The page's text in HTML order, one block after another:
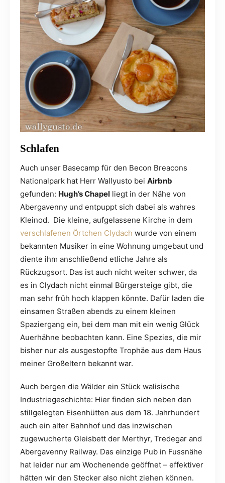
Schlafen
Auch unser Basecamp für den Becon Breacons
Nationalpark hat Herr Wallyusto bei Airbnb
gefunden: Hugh’s Chapel liegt in der Nähe von
Abergavenny und entpuppt sich dabei als wahres
Kleinod. Die kleine, aufgelassene Kirche in dem
verschlafenen Örtchen Clydach wurde von einem
bekannten Musiker in eine Wohnung umgebaut und
diente ihm anschließend etliche Jahre als
Rückzugsort. Das ist auch nicht weiter schwer, da
es in Clydach nicht einmal Bürgersteige gibt, die
man sehr früh hoch klappen könnte. Dafür laden die
einsamen Straßen abends zu einem kleinen
Spaziergang ein, bei dem man mit ein wenig Glück
Auerhähne beobachten kann. Eine Spezies, die mir
bisher nur als ausgestopfte Trophäe aus dem Haus
meiner Großeltern bekannt war.
Auch bergen die Wälder ein Stück walisische
Industriegeschichte: Hier finden sich neben den
stillgelegten Eisenhütten aus dem 18. Jahrhundert
auch ein alter Bahnhof und das inzwischen
zugewucherte Gleisbett der Merthyr, Tredegar and
Abergavenny Railway. Das einzige Pub in Fussnähe
hat leider nur am Wochenende geöffnet – effektiver
hätten wir den Stecker also nicht ziehen können.